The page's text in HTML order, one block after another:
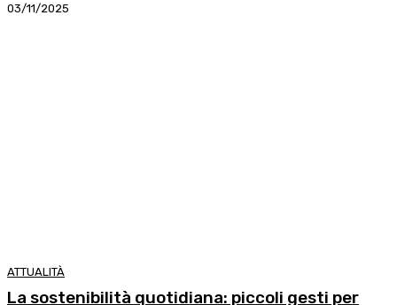
03/11/2025
ATTUALITÀ
La sostenibilità quotidiana: piccoli gesti per